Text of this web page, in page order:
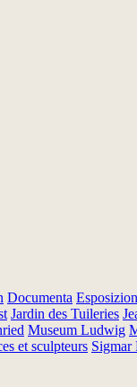
Documenta
Jardin des Tuileries
Museum Ludwig
et sculpteurs Sigmar